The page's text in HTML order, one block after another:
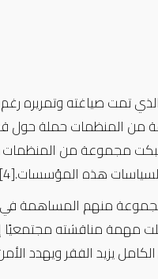
تمت صياغته وتمريره
المنظمات حملة حول
مجموعة من المنظمات
لسياسات هذه المؤسسات.[4]
منهم المساهمة في
مهمة مناقشته مجتمعيًا
يزيد الفقر ويهدد